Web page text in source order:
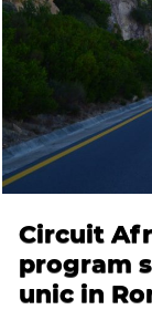
Circuit
program
unic in